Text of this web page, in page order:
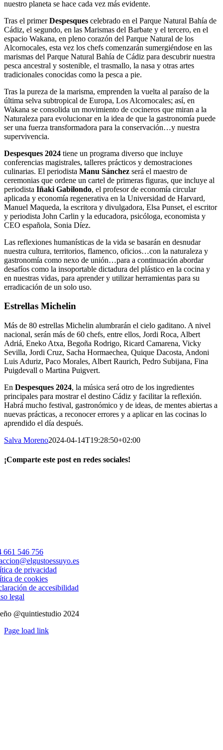
nuestro planeta se hace cada vez más evidente.
Tras el primerDespesques celebrado en el Parque Natural Bahía de
Cádiz, el segundo, en las Marismas del Barbate y el tercero, en el
espacio Wakana, en pleno corazón del Parque Natural de los
Alcornocales, esta vez los chefs comenzarán sumergiéndose en las
marismas del Parque Natural Bahía de Cádiz para descubrir nuestra
pesca ancestral y sostenible, el trasmallo, la nasa y otras artes
tradicionales conocidas como la pesca a pie.
Tras la pureza de la marisma, emprenden la vuelta al paraíso de la
última selva subtropical de Europa, Los Alcornocales; así, en
Wakana se consolida un movimiento de cocineros que miran a la
Naturaleza para evolucionar en la idea de que la gastronomía puede
ser una fuerza transformadora para la conservación…y nuestra
supervivencia.
Despesques 2024 tiene un programa diverso que incluye
conferencias magistrales, talleres prácticos y demostraciones
culinarias. El periodista Manu Sánchez será el maestro de
ceremonias que ordene un cartel de primeras figuras, que incluye al
periodista Iñaki Gabilondo, el profesor de economía circular
aplicada y economía regenerativa en la Universidad de Harvard,
Manuel Maqueda, la escritora y divulgadora, Elsa Punset, el escritor
y periodista John Carlin y la educadora, psicóloga, economista y
CEO española, Sonia Díez.
Las reflexiones humanísticas de la vida se basarán en desnudar
nuestra cultura, territorios, flamenco, oficios…con la naturaleza y
gastronomía como nexo de unión…para a continuación abordar
desafíos como la insoportable dictadura del plástico en la cocina y
en nuestras vidas, para aprender y utilizar herramientas para su
erradicación de un solo uso.
Estrellas Michelin
Más de 80 estrellas Michelin alumbrarán el cielo gaditano. A nivel
nacional, serán más de 60 chefs, entre ellos, Jordi Roca, Albert
Adriá, Eneko Atxa, Begoña Rodrigo, Ricard Camarena, Vicky
Sevilla, Jordi Cruz, Sacha Hormaechea, Quique Dacosta, Andoni
Luis Aduriz, Paco Morales, Albert Raurich, Pedro Subijana, Fina
Puigdevall o Martina Puigvert.
En Despesques 2024, la música será otro de los ingredientes
principales para mostrar el destino Cádiz y facilitar la reflexión.
Habrá mucho festival, gastronómico y de ideas, de mentes abiertas a
nuevas prácticas, a reconocer errores y a aplicar en las cocinas lo
aprendido el día después.
Salva Moreno2024-04-14T19:28:50+02:00
¡Comparte este post en redes sociales!
661 546 756
de privacidad
de cookies
de accesibilidad
legal
@quintiestudio 2024
Page load link